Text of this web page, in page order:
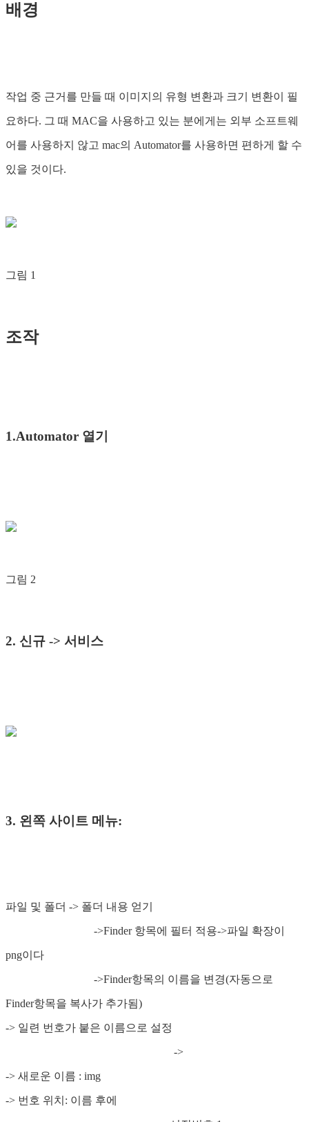
배경
작업 중 근거를 만들 때 이미지의 유형 변환과 크기 변환이 필
요하다. 그 때 MAC을 사용하고 있는 분에게는 외부 소프트웨
어를 사용하지 않고 mac의 Automator를 사용하면 편하게 할 수
있을 것이다.
그림 1
조작
1.Automator 열기
그림 2
2. 신규 -> 서비스
3. 왼쪽 사이트 메뉴:
파일 및 폴더 -> 폴더 내용 얻기
->Finder 항목에 필터 적용->파일 확장이
png이다
->Finder항목의 이름을 변경(자동으로
Finder항목을 복사가 추가됨)
-> 일련 번호가 붙은 이름으로 설정
->
-> 새로운 이름 : img
-> 번호 위치: 이름 후에